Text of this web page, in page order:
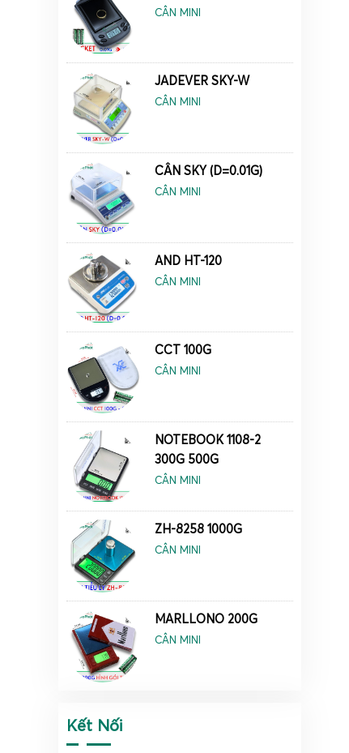
CÂN MINI
JADEVER SKY-W
CÂN MINI
CÂN SKY (D=0.01G)
CÂN MINI
AND HT-120
CÂN MINI
CCT 100G
CÂN MINI
NOTEBOOK 1108-2
300G 500G
CÂN MINI
ZH-8258 1000G
CÂN MINI
MARLLONO 200G
CÂN MINI
Kết Nối